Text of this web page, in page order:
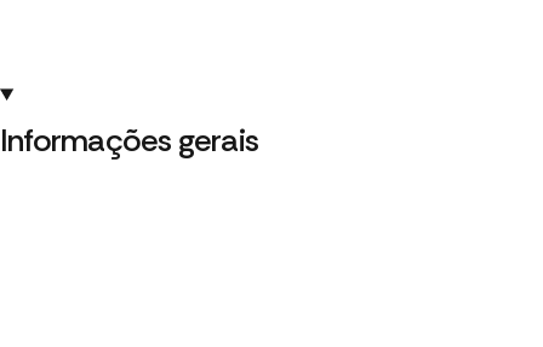
Informações gerais ​